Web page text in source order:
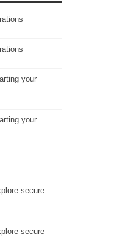
your
your
secure
secure